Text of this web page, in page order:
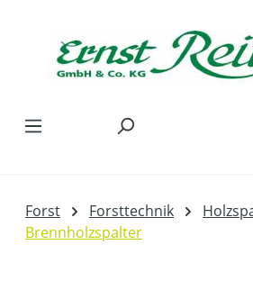
Forst Forsttechnik
Brennholzspalter